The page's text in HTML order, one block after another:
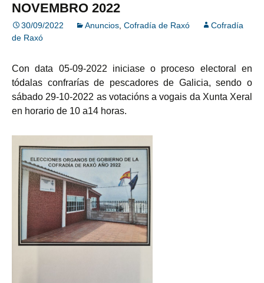
NOVEMBRO 2022
30/09/2022 Anuncios Cofradía de Raxó
Cofradía
de Raxó
Con data 05-09-2022 iniciase o proceso electoral en
tódalas confrarías de pescadores de Galicia, sendo o
sábado 29-10-2022 as votacións a vogais da Xunta Xeral
en horario de 10 a14 horas.